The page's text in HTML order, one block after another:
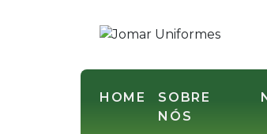
HOME
SOBRE
NÓS